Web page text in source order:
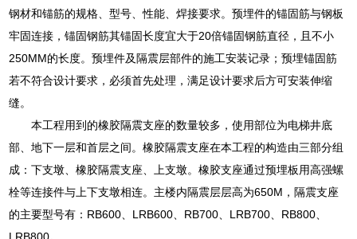
钢材和锚筋的规格、型号、性能、焊接要求。预埋件的锚固筋与钢板
牢固连接，锚固钢筋其锚固长度宜大于20倍锚固钢筋直径，且不小
250MM的长度。预埋件及隔震层部件的施工安装记录；预埋锚固筋
若不符合设计要求，必须首先处理，满足设计要求后方可安装伸缩
缝。
本工程用到的橡胶隔震支座的数量较多，使用部位为电梯井底
部、地下一层和首层之间。橡胶隔震支座在本工程的构造由三部分组
成：下支墩、橡胶隔震支座、上支墩。橡胶支座通过预埋板用高强螺
栓等连接件与上下支墩相连。主楼内隔震层层高为650M，隔震支座
的主要型号有：RB600、LRB600、RB700、LRB700、RB800、
LRB800。